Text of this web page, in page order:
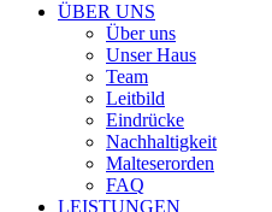
ÜBER UNS
Über uns
Unser Haus
Team
Leitbild
Eindrücke
Nachhaltigkeit
Malteserorden
FAQ
LEISTUNGEN